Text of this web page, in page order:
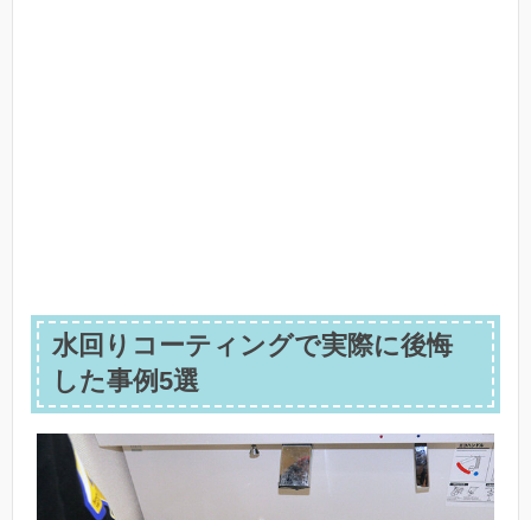
水回りコーティングで実際に後悔
した事例5選